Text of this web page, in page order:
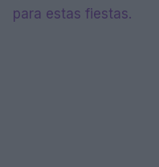
para estas fiestas.